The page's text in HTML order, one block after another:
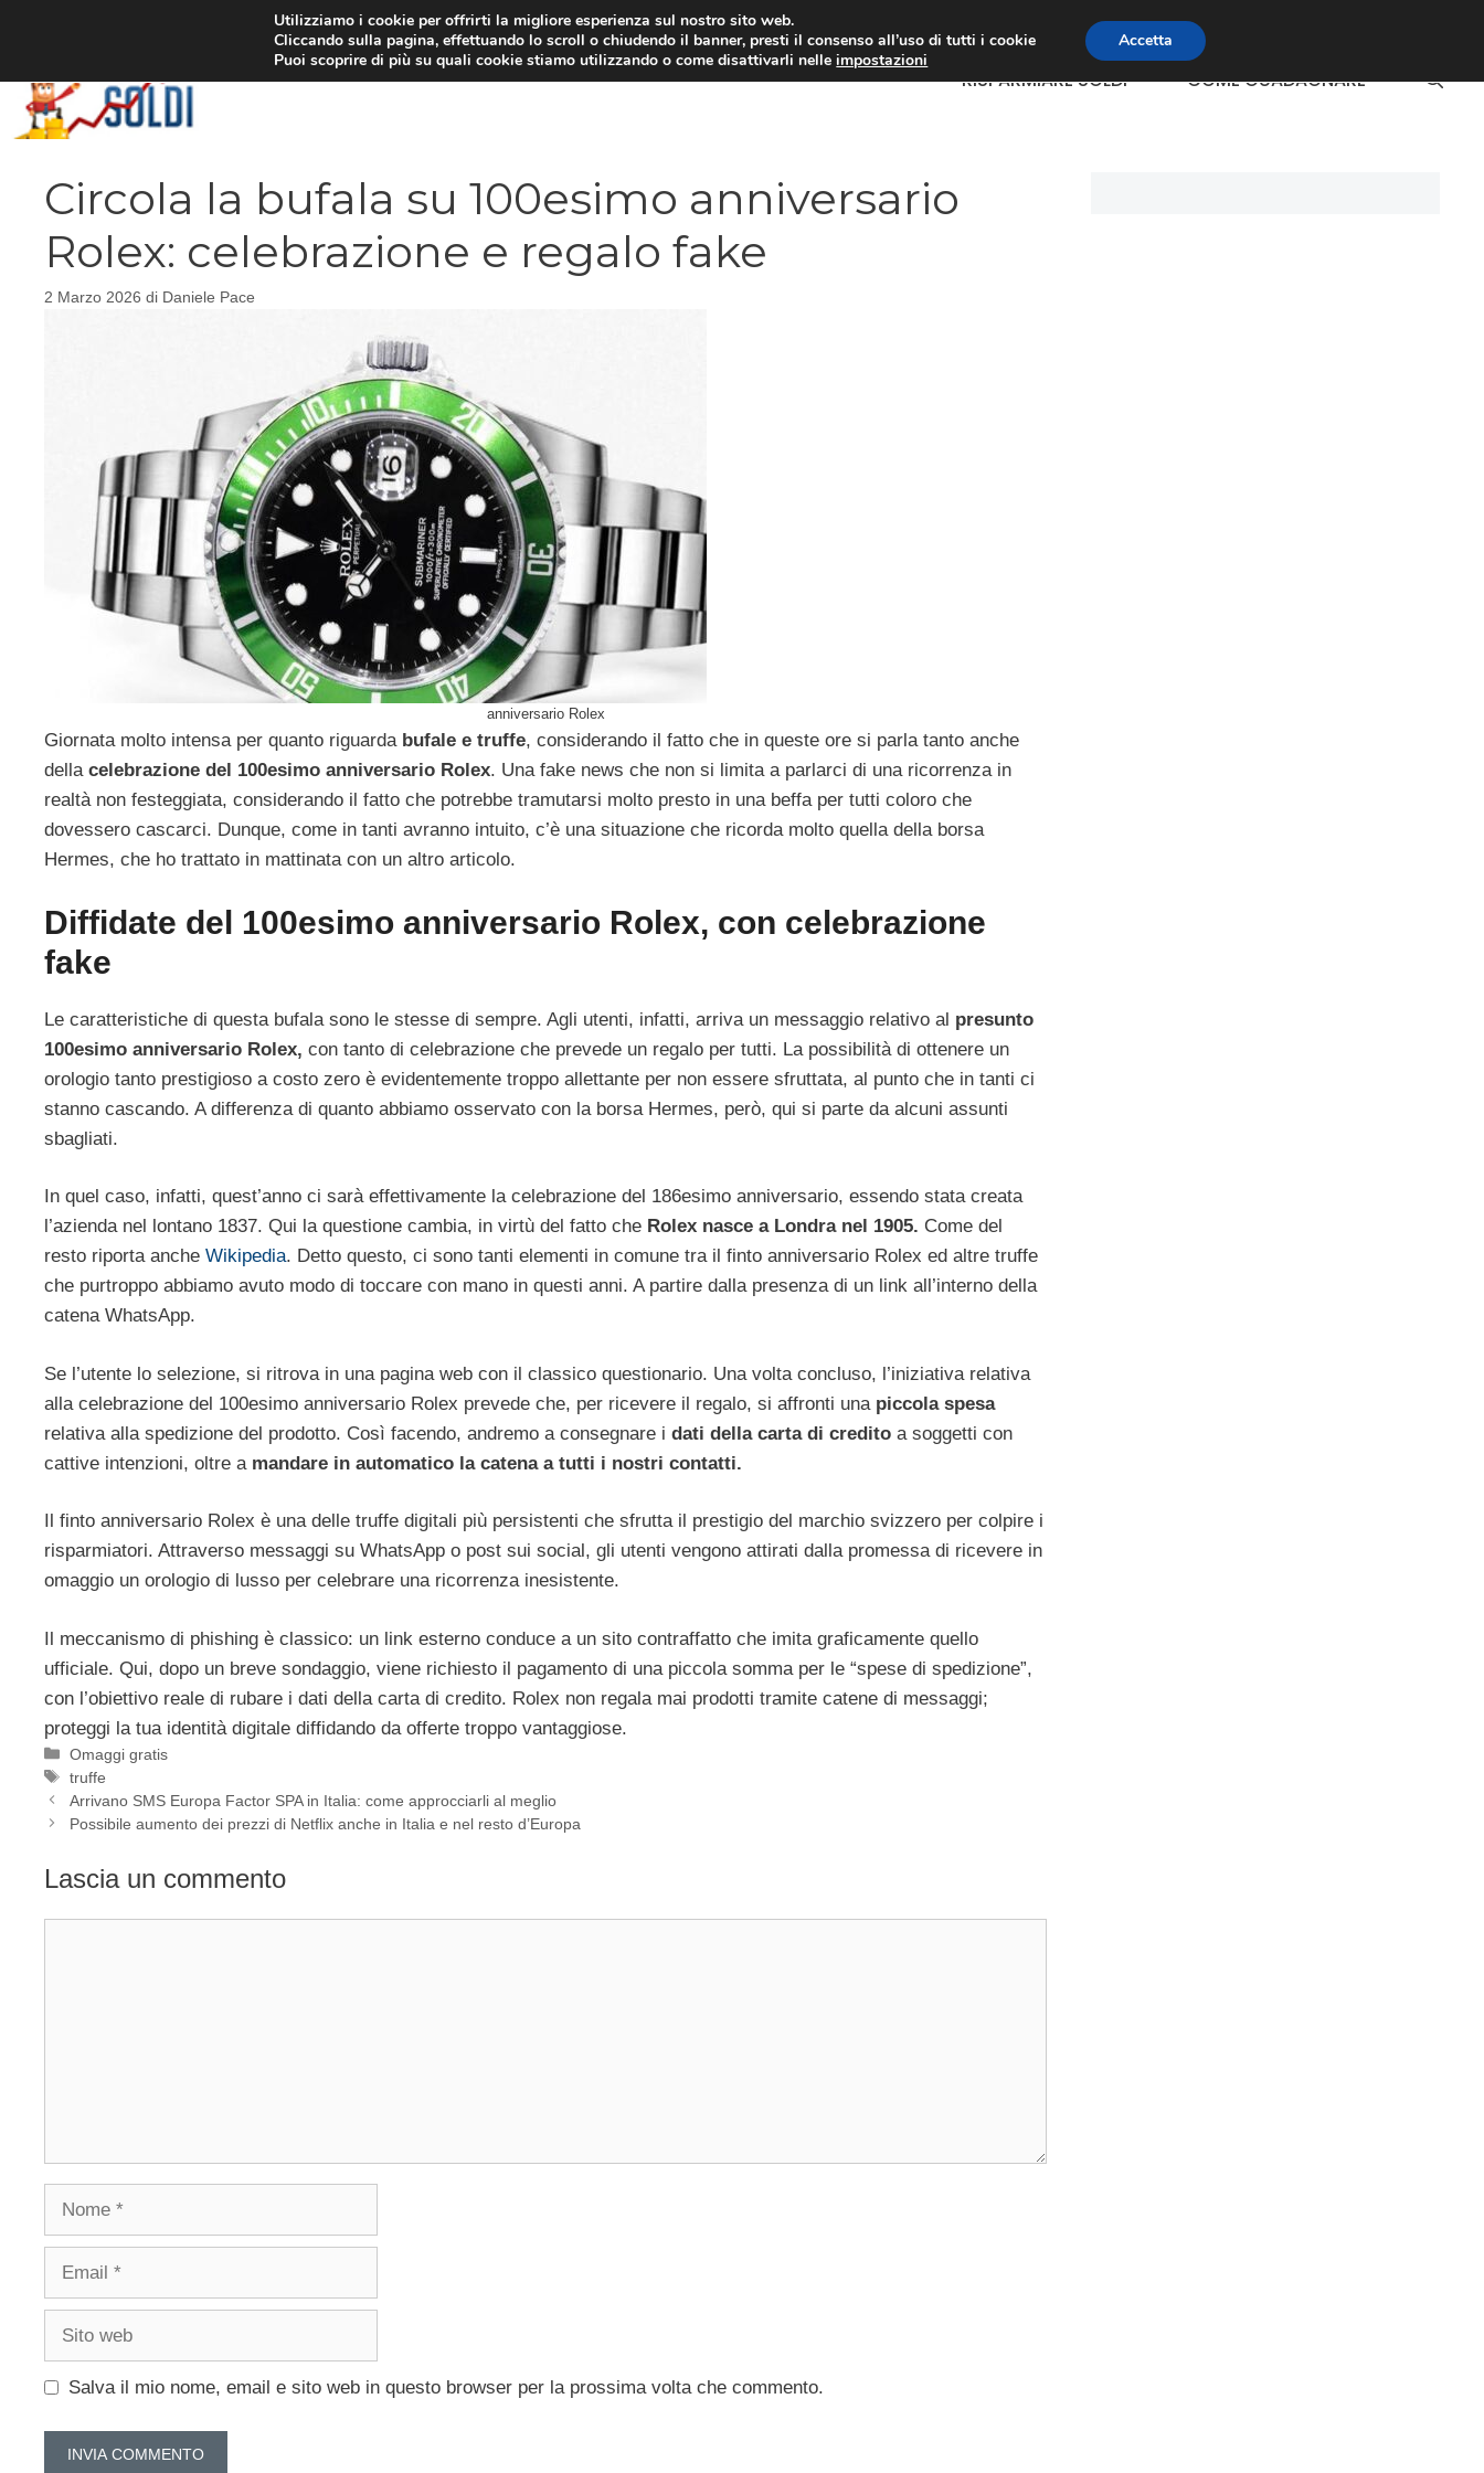
RISPARMIARE SOLDI COME GUADAGNARE
Circola la bufala su 100esimo anniversario
Rolex: celebrazione e regalo fake
2 Marzo 2026 di Daniele Pace
anniversario Rolex
Giornata molto intensa per quanto riguarda bufale e truffe, considerando il fatto che in queste ore si parla tanto anche
della celebrazione del 100esimo anniversario Rolex. Una fake news che non si limita a parlarci di una ricorrenza in
realtà non festeggiata, considerando il fatto che potrebbe tramutarsi molto presto in una beffa per tutti coloro che
dovessero cascarci. Dunque, come in tanti avranno intuito, c’è una situazione che ricorda molto quella della borsa
Hermes, che ho trattato in mattinata con un altro articolo.
Diffidate del 100esimo anniversario Rolex, con celebrazione
fake
Le caratteristiche di questa bufala sono le stesse di sempre. Agli utenti, infatti, arriva un messaggio relativo al presunto
100esimo anniversario Rolex, con tanto di celebrazione che prevede un regalo per tutti. La possibilità di ottenere un
orologio tanto prestigioso a costo zero è evidentemente troppo allettante per non essere sfruttata, al punto che in tanti ci
stanno cascando. A differenza di quanto abbiamo osservato con la borsa Hermes, però, qui si parte da alcuni assunti
sbagliati.
In quel caso, infatti, quest’anno ci sarà effettivamente la celebrazione del 186esimo anniversario, essendo stata creata
l’azienda nel lontano 1837. Qui la questione cambia, in virtù del fatto che Rolex nasce a Londra nel 1905. Come del
resto riporta anche Wikipedia. Detto questo, ci sono tanti elementi in comune tra il finto anniversario Rolex ed altre truffe
che purtroppo abbiamo avuto modo di toccare con mano in questi anni. A partire dalla presenza di un link all’interno della
catena WhatsApp.
Se l’utente lo selezione, si ritrova in una pagina web con il classico questionario. Una volta concluso, l’iniziativa relativa
alla celebrazione del 100esimo anniversario Rolex prevede che, per ricevere il regalo, si affronti una piccola spesa
relativa alla spedizione del prodotto. Così facendo, andremo a consegnare i dati della carta di credito a soggetti con
cattive intenzioni, oltre a mandare in automatico la catena a tutti i nostri contatti.
Il finto anniversario Rolex è una delle truffe digitali più persistenti che sfrutta il prestigio del marchio svizzero per colpire i
risparmiatori. Attraverso messaggi su WhatsApp o post sui social, gli utenti vengono attirati dalla promessa di ricevere in
omaggio un orologio di lusso per celebrare una ricorrenza inesistente.
Il meccanismo di phishing è classico: un link esterno conduce a un sito contraffatto che imita graficamente quello
ufficiale. Qui, dopo un breve sondaggio, viene richiesto il pagamento di una piccola somma per le “spese di spedizione”,
con l’obiettivo reale di rubare i dati della carta di credito. Rolex non regala mai prodotti tramite catene di messaggi;
proteggi la tua identità digitale diffidando da offerte troppo vantaggiose.
Categorie
Omaggi gratis
Tag
truffe
Arrivano SMS Europa Factor SPA in Italia: come approcciarli al meglio
Possibile aumento dei prezzi di Netflix anche in Italia e nel resto d’Europa
Lascia un commento
Nome
Email
Sito
Salva il mio nome, email e sito web in questo browser per la prossima volta che commento.
Utilizziamo i cookie per offrirti la migliore esperienza sul nostro sito web.
Cliccando sulla pagina, effettuando lo scroll o chiudendo il banner, presti il consenso all’uso di tutti i cookie
Puoi scoprire di più su quali cookie stiamo utilizzando o come disattivarli nelleimpostazioni
Accetta